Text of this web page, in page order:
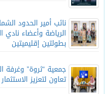
نائب أمير الحدود
الرياضة وأعضاء
بطولتين إقليميتين
جمعية “ثروة” وغرفة
تعاون لتعزيز